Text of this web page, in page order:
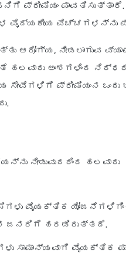
ಪ್ರೀಮಿಯಂ
ವೈದ್ಯಕೀಯ ವೆಚ್ಚಗಳನ್ನು
ಆರೋಗ್ಯ, ನೀಡಲಾಗುವ
ಹಲವಾರು ಅಂಶಗಳಿಂದ
ಪ್ರೀಮಿಯಂನ ಒಂದು
ನೀಡುವುದರಿಂದ ಹಲವಾರು
ವೈಯಕ್ತಿಕ
ಜನರಿಗೆ ಹರಡಿರುತ್ತದೆ.
ಸಾಮಾನ್ಯವಾಗಿ ವೈಯಕ್ತಿಕ